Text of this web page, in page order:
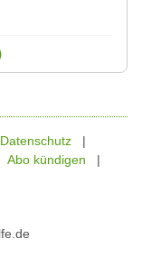
Datenschutz
Abo kündigen